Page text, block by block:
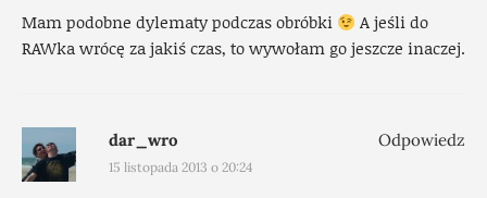
Mam podobne dylematy podczas obróbki
A jeśli do
RAWka wrócę za jakiś czas, to wywołam go jeszcze inaczej.
dar_wro
15 listopada 2013 o 20:24
Odpowiedz